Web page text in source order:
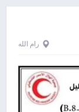
رام الله